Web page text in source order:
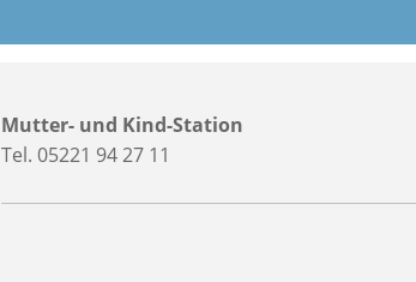
Mutter- und Kind-Station
Tel. 05221 94 27 11